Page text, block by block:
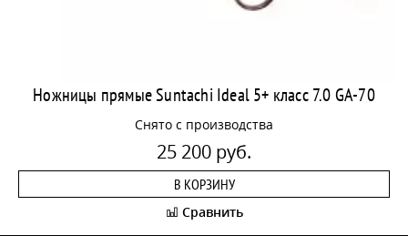
Ножницы прямые Suntachi Ideal 5+ класс 7.0 GA-70
Снято с производства
25 200 руб.
В КОРЗИНУ
Сравнить